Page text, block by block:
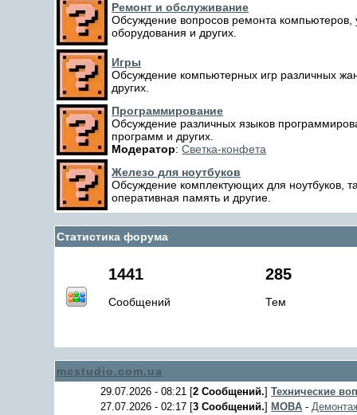
Ремонт и обслуживание
Обсуждение вопросов ремонта компьютеров,
оборудования и других.
Игры
Обсуждение компьютерных игр различных
других.
Программирование
Обсуждение различных языков
программ и других.
Модератор:Светка-конфета
Железо для ноутбуков
Обсуждение комплектующих для ноутбуков,
оперативная память и другие.
Статистика форума
1441
Сообщений
285
Тем
mcstudio.com.ua
29.07.2026 - 08:21 [2 Сообщений.]Технические
27.07.2026 - 02:17 [3 Сообщений.] MOBA -